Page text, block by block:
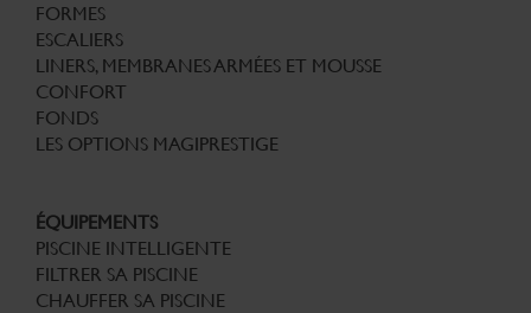
FORMES
ESCALIERS
LINERS, MEMBRANES ARMÉES ET MOUSSE
CONFORT
FONDS
LES OPTIONS MAGIPRESTIGE
ÉQUIPEMENTS
PISCINE INTELLIGENTE
FILTRER SA PISCINE
CHAUFFER SA PISCINE